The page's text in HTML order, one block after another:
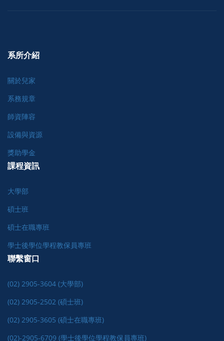
系所介紹
關於兒家
系務規章
師資陣容
設備與資源
獎助學金
課程資訊
大學部
碩士班
碩士在職專班
學士後學位學程教保員專班
聯繫窗口
(02) 2905-3604 (大學部)
(02) 2905-2502 (碩士班)
(02) 2905-3605 (碩士在職專班)
(02)-2905-6709 (學士後學位學程教保員專班)